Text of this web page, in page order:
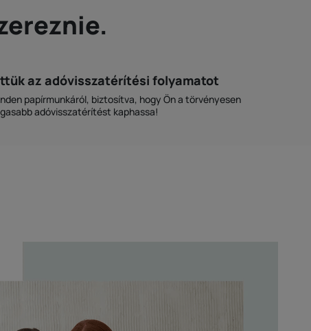
az adóvisszatérítési folyamatot
papírmunkáról, biztosítva, hogy Ön a törvényesen
adóvisszatérítést kaphassa!